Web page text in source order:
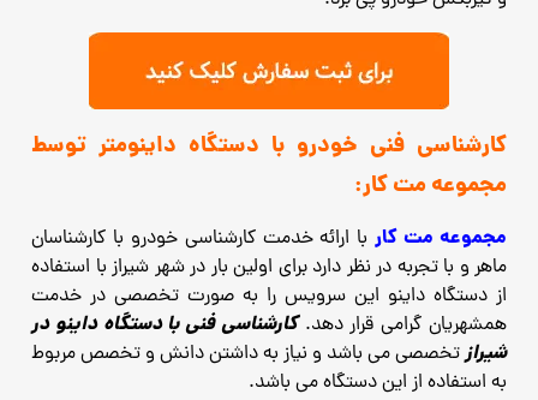
کارشناسی فنی خودرو با دستگاه داینومتر توسط
مجموعه مت کار:
مجموعه مت کاربا ارائه خدمت کارشناسی خودرو با کارشناسان
ماهر و با تجربه در نظر دارد برای اولین بار در شهر شیراز با استفاده
از دستگاه داینو این سرویس را به صورت تخصصی در خدمت
همشهریان گرامی قرار دهد.کارشناسی فنی با دستگاه داینو در
شیرازتخصصی می باشد و نیاز به داشتن دانش و تخصص مربوط
به استفاده از این دستگاه می باشد.